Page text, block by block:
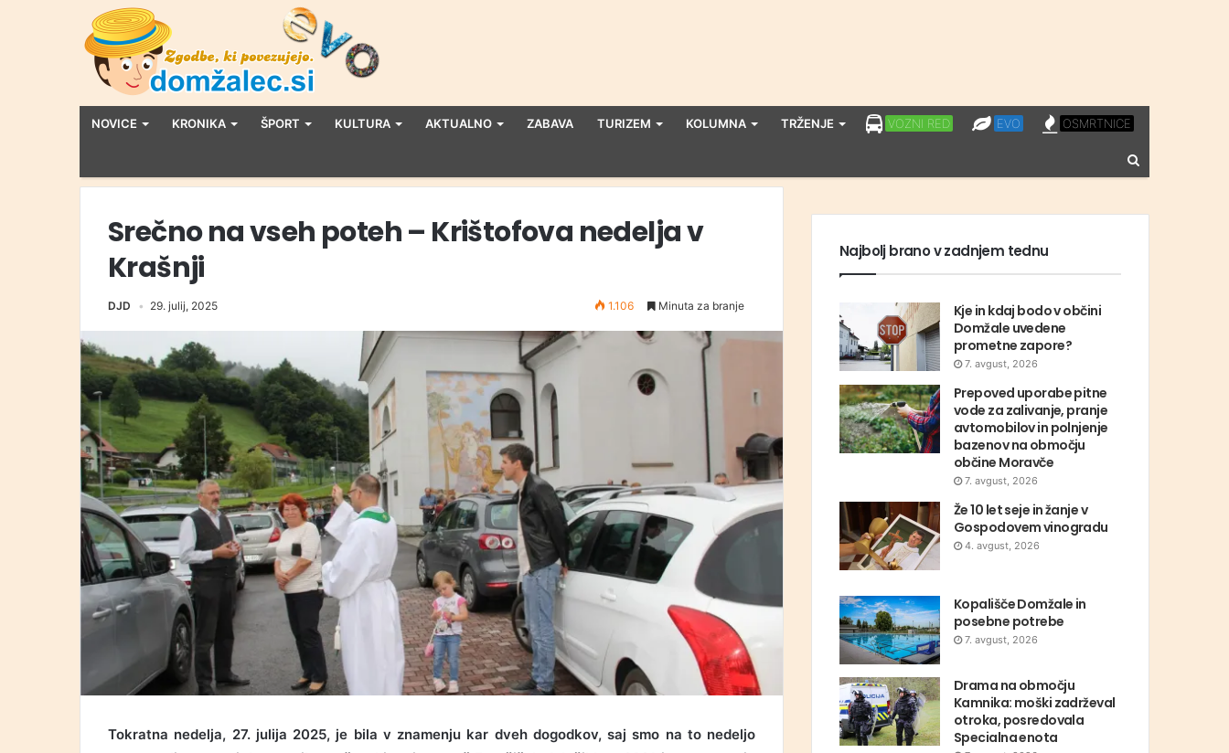
NOVICE KRONIKA ŠPORT KULTURA AKTUALNO ZABAVA TURIZEM KOLUMNA TRŽENJE LPP
VOZNI RED EVO
EVO OSMRTNICE
OSMRTNICE
Srečno na vseh poteh – Krištofova nedelja v
Krašnji
DJD 29. julij, 2025 1.106 Minuta za branje
Tokratna nedelja, 27. julija 2025, je bila v znamenju kar dveh dogodkov, saj smo na to nedeljo
Najbolj brano v zadnjem tednu
Kje in kdaj bodo v občini
Domžale uvedene
prometne zapore?
7. avgust, 2026
Prepoved uporabe pitne
vode za zalivanje, pranje
avtomobilov in polnjenje
bazenov na območju
občine Moravče
7. avgust, 2026
Že 10 let seje in žanje v
Gospodovem vinogradu
4. avgust, 2026
Kopališče Domžale in
posebne potrebe
7. avgust, 2026
Drama na območju
Kamnika: moški zadrževal
otroka, posredovala
Specialna enota